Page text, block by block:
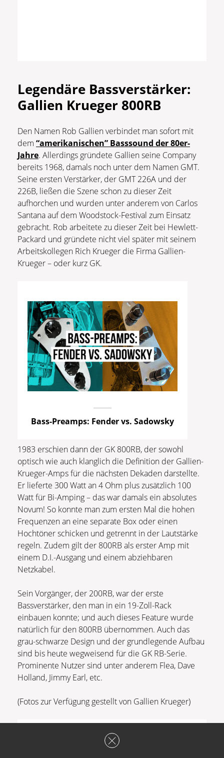
Legendäre Bassverstärker:
Gallien Krueger 800RB
Den Namen Rob Gallien verbindet man sofort mit
dem “amerikanischen” Basssound der 80er-
Jahre. Allerdings gründete Gallien seine Company
bereits 1968, damals noch unter dem Namen GMT.
Seine ersten Verstärker, der GMT 226A und der
226B, ließen die Szene schon zu dieser Zeit
aufhorchen und wurden unter anderem von Carlos
Santana auf dem Woodstock-Festival zum Einsatz
gebracht. Rob arbeitete zu dieser Zeit bei Hewlett-
Packard und gründete nicht viel später mit seinem
Arbeitskollegen Rich Krueger die Firma Gallien-
Krueger – oder kurz GK.
Bass-Preamps: Fender vs. Sadowsky
1983 erschien dann der GK 800RB, der sowohl
optisch wie auch klanglich die Definition der Gallien-
Krueger-Amps für die nächsten Dekaden darstellte.
Er lieferte 300 Watt an 4 Ohm plus zusätzlich 100
Watt für Bi-Amping – das war damals ein absolutes
Novum! So konnte man zum ersten Mal die hohen
Frequenzen an eine separate Box oder einen
Hochtöner schicken und getrennt in der Lautstärke
regeln. Zudem gilt der 800RB als erster Amp mit
einem D.I.-Ausgang und einem abziehbaren
Netzkabel.
Sein Vorgänger, der 200RB, war der erste
Bassverstärker, den man in ein 19-Zoll-Rack
einbauen konnte; und auch dieses Feature wurde
natürlich für den 800RB übernommen. Auch das
grau-schwarze Design und der grundlegende Aufbau
sind bis heute wegweisend für die GK RB-Serie.
Prominente Nutzer sind unter anderem Flea, Dave
Holland, Jimmy Earl, etc.
(Fotos zur Verfügung gestellt von Gallien Krueger)